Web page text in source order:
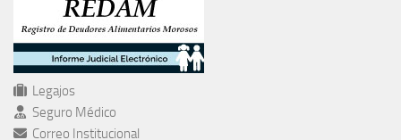
Legajos
Seguro Médico
Correo Institucional